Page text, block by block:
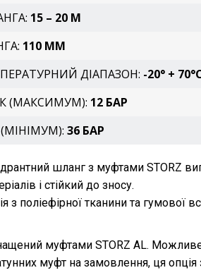
15 – 20 М
110 ММ
ДІАПАЗОН: -20° +
(МАКСИМУМ): 12 БАР
36 БАР
шланг з муфтами STORZ
і стійкий до зносу.
з поліефірної тканини та гумової
муфтами STORZ AL.
муфт на замовлення, ця опція